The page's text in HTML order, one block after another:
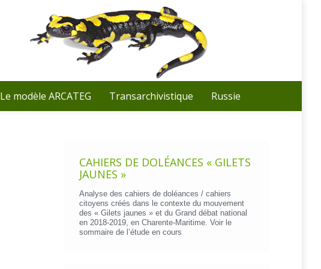
Recherche
:
Le modèle ARCATEG Transarchivistique Russie
CAHIERS DE DOLÉANCES « GILETS
JAUNES »
Analyse des cahiers de doléances / cahiers
citoyens créés dans le contexte du mouvement
des « Gilets jaunes » et du Grand débat national
en 2018-2019, en Charente-Maritime. Voir le
sommaire de l’étude en cours